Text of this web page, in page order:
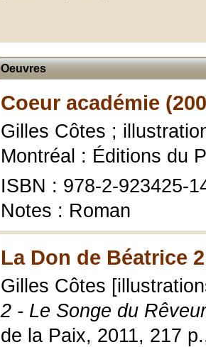
Oeuvres
Coeur académie
Gilles Côtes ;
Montréal : Éditions du
ISBN : 978-2-923425-
Notes : Roman
La Don de Béatrice
Gilles Côtes
2 - Le Songe du Rêveur
de la Paix, 2011, 217